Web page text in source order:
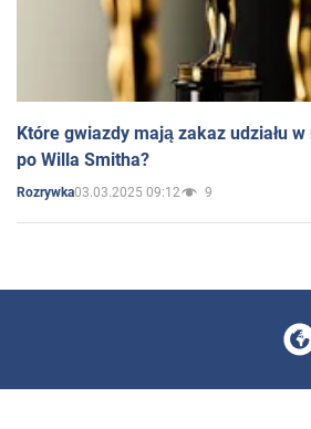
Które gwiazdy mają zakaz udziału
po Willa Smitha?
Rozrywka03.03.2025 09:12 9